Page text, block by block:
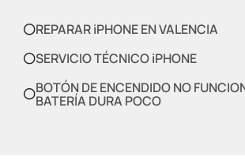
REPARAR iPHONE EN VALENCIA
SERVICIO TÉCNICO iPHONE
BOTÓN DE ENCENDIDO NO
BATERÍA DURA POCO